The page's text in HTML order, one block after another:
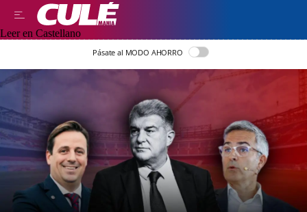
Leer en Castellano
Pásate al MODO AHORRO